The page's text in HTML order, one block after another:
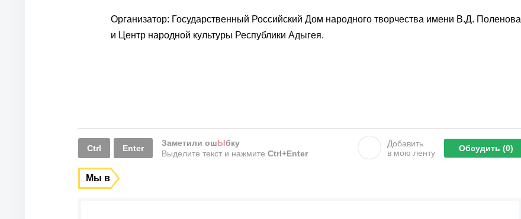
Организатор: Государственный Российский Дом народного творчества имени В.Д. Поленова
и Центр народной культуры Республики Адыгея.
Ctrl Enter
Заметили ошЫбку
Выделите текст и нажмите Ctrl+Enter
Добавить
в мою ленту
Обсудить (0)
Мы в